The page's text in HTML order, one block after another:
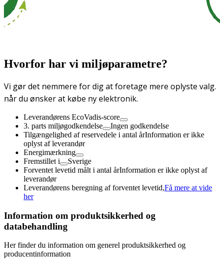
Hvorfor har vi miljøparametre?
Vi gør det nemmere for dig at foretage mere oplyste valg.
når du ønsker at købe ny elektronik.
Leverandørens EcoVadis-score
3. parts miljøgodkendelse
Ingen godkendelse
Tilgængelighed af reservedele i antal årInformation er ikke
oplyst af leverandør
Energimærkning
Fremstillet i
Sverige
Forventet levetid målt i antal årInformation er ikke oplyst af
leverandør
Leverandørens beregning af forventet levetid,Få mere at vide
her
Information om produktsikkerhed og
databehandling
Her finder du information om generel produktsikkerhed og
producentinformation